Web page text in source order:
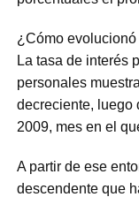
¿Cómo
La tasa de interés
personales
decreciente, luego
2009, mes en el
A partir de ese
descendente que